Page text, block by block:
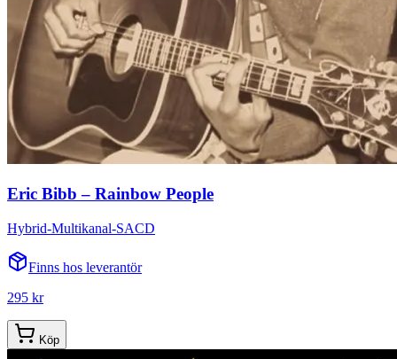
Eric Bibb – Rainbow People
Hybrid-Multikanal-SACD
Finns hos leverantör
295 kr
Köp